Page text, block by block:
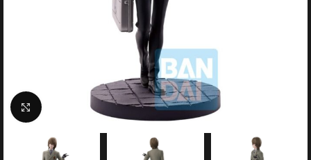
Click to enlarge